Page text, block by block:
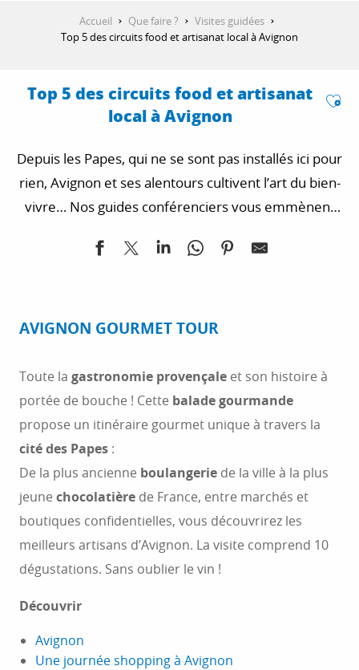
Accueil Que faire ?
Visites guidées
Top 5 des circuits food et artisanat local à Avignon
Top 5 des circuits food et artisanat
local à Avignon
Depuis les Papes, qui ne se sont pas installés ici pour
rien, Avignon et ses alentours cultivent l’art du bien-
vivre… Nos guides conférenciers vous emmènent
des curieux et des gourmands.
AVIGNON GOURMET TOUR
Toute la gastronomie provençale et son histoire à
portée de bouche ! Cette balade gourmande
propose un itinéraire gourmet unique à travers la
cité des Papes :
De la plus ancienne boulangerie de la ville à la plus
jeune chocolatière de France, entre marchés et
boutiques confidentielles, vous découvrirez les
meilleurs artisans d’Avignon. La visite comprend 10
dégustations. Sans oublier le vin !
Découvrir
Avignon
Une journée shopping à Avignon